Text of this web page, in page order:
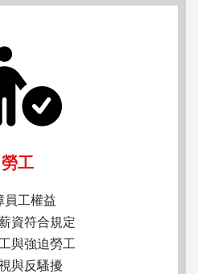
勞工
員工權益
資符合規定
與強迫勞工
與反騷擾